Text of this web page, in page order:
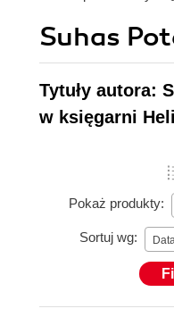
Suhas
Tytuły autora:
w księgarni
Pokaż produkty:
Sortuj wg: